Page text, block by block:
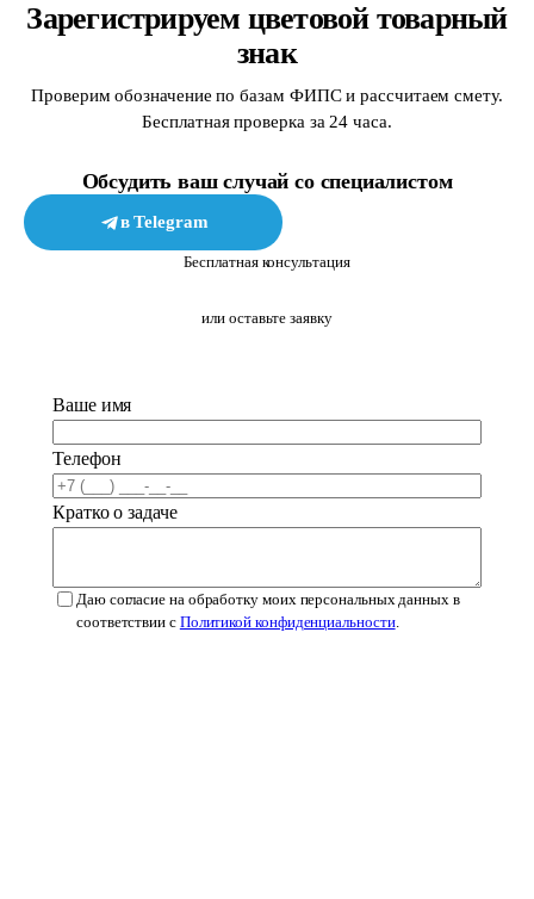
Зарегистрируем цветовой товарный
знак
Проверим обозначение по базам ФИПС и рассчитаем смету.
Бесплатная проверка за 24 часа.
Обсудить ваш случай со специалистом
в Telegram
Бесплатная консультация
или оставьте заявку
Ваше имя
Телефон
Кратко о задаче
Даю согласие на обработку моих персональных данных в
соответствии с Политикой конфиденциальности.